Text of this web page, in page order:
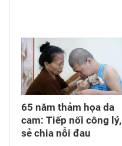
65 năm thảm họa da
cam: Tiếp nối công lý,
sẻ chia nỗi đau